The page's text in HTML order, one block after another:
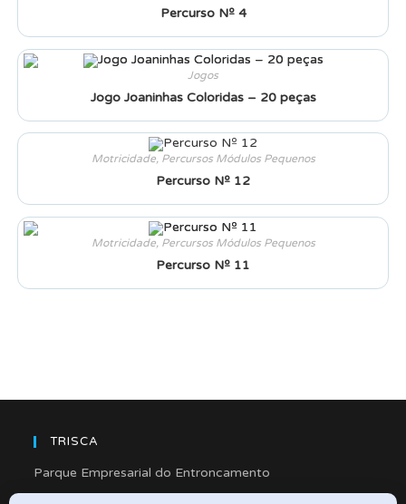
Percurso Nº 4
Jogos
Jogo Joaninhas Coloridas – 20 peças
Motricidade, Percursos Módulos Pequenos
Percurso Nº 12
Motricidade, Percursos Módulos Pequenos
Percurso Nº 11
TRISCA
Parque Empresarial do Entroncamento